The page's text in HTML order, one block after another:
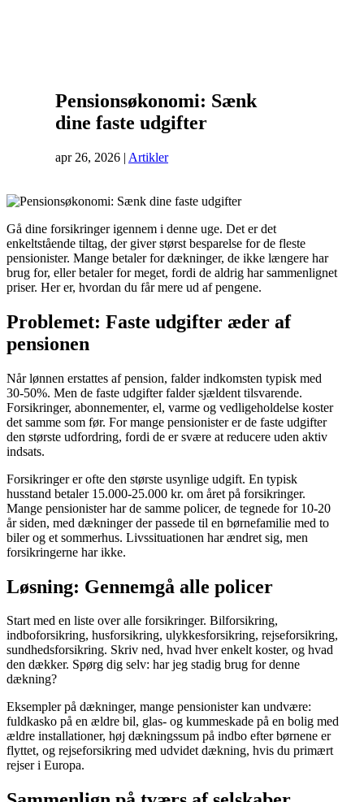
Pensionsøkonomi: Sænk
dine faste udgifter
apr 26, 2026 | Artikler
Gå dine forsikringer igennem i denne uge. Det er det
enkeltstående tiltag, der giver størst besparelse for de fleste
pensionister. Mange betaler for dækninger, de ikke længere har
brug for, eller betaler for meget, fordi de aldrig har sammenlignet
priser. Her er, hvordan du får mere ud af pengene.
Problemet: Faste udgifter æder af
pensionen
Når lønnen erstattes af pension, falder indkomsten typisk med
30-50%. Men de faste udgifter falder sjældent tilsvarende.
Forsikringer, abonnementer, el, varme og vedligeholdelse koster
det samme som før. For mange pensionister er de faste udgifter
den største udfordring, fordi de er svære at reducere uden aktiv
indsats.
Forsikringer er ofte den største usynlige udgift. En typisk
husstand betaler 15.000-25.000 kr. om året på forsikringer.
Mange pensionister har de samme policer, de tegnede for 10-20
år siden, med dækninger der passede til en børnefamilie med to
biler og et sommerhus. Livssituationen har ændret sig, men
forsikringerne har ikke.
Løsning: Gennemgå alle policer
Start med en liste over alle forsikringer. Bilforsikring,
indboforsikring, husforsikring, ulykkesforsikring, rejseforsikring,
sundhedsforsikring. Skriv ned, hvad hver enkelt koster, og hvad
den dækker. Spørg dig selv: har jeg stadig brug for denne
dækning?
Eksempler på dækninger, mange pensionister kan undvære:
fuldkasko på en ældre bil, glas- og kummeskade på en bolig med
ældre installationer, høj dækningssum på indbo efter børnene er
flyttet, og rejseforsikring med udvidet dækning, hvis du primært
rejser i Europa.